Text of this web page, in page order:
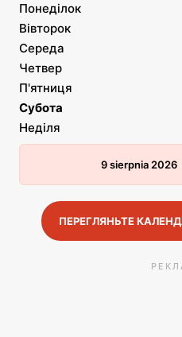
Понеділок
Вівторок
Середа
Четвер
П'ятниця
Субота
Неділя
9 sierpnia 2026
ПЕРЕГЛЯНЬТЕ